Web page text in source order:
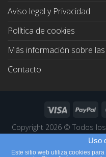
Aviso legal y Privacidad
Política de cookies
Más información sobre
Contacto
Copyright 2026 © Todos
Uso
Este sitio web utiliza cookies